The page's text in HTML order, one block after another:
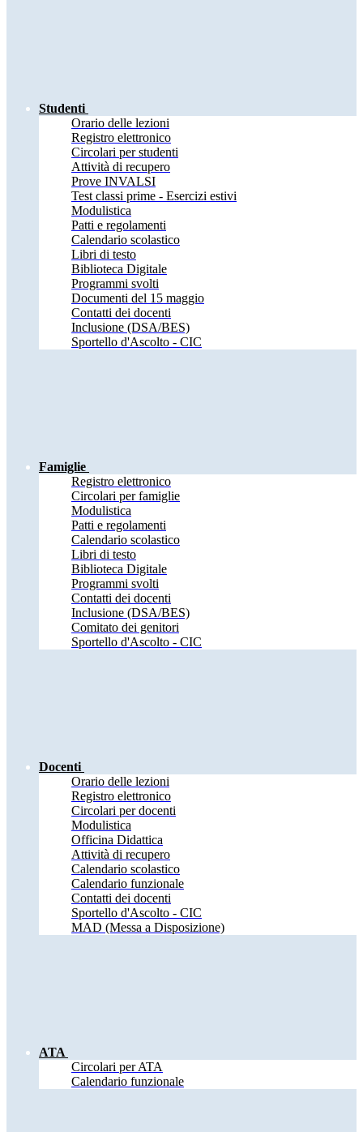
Studenti
Orario delle lezioni
Registro elettronico
Circolari per studenti
Attività di recupero
Prove INVALSI
Test classi prime - Esercizi estivi
Modulistica
Patti e regolamenti
Calendario scolastico
Libri di testo
Biblioteca Digitale
Programmi svolti
Documenti del 15 maggio
Contatti dei docenti
Inclusione (DSA/BES)
Sportello d'Ascolto - CIC
Famiglie
Registro elettronico
Circolari per famiglie
Modulistica
Patti e regolamenti
Calendario scolastico
Libri di testo
Biblioteca Digitale
Programmi svolti
Contatti dei docenti
Inclusione (DSA/BES)
Comitato dei genitori
Sportello d'Ascolto - CIC
Docenti
Orario delle lezioni
Registro elettronico
Circolari per docenti
Modulistica
Officina Didattica
Attività di recupero
Calendario scolastico
Calendario funzionale
Contatti dei docenti
Sportello d'Ascolto - CIC
MAD (Messa a Disposizione)
ATA
Circolari per ATA
Calendario funzionale